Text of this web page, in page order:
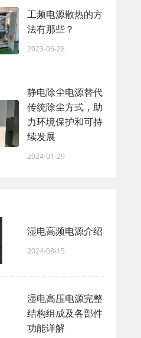
工频电源散热的方
法有那些？
2023-06-28
静电除尘电源替代
传统除尘方式，助
力环境保护和可持
续发展
2024-01-29
湿电高频电源介绍
2024-08-15
湿电高压电源完整
结构组成及各部件
功能详解